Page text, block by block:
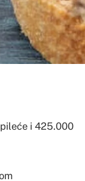
i 425.000